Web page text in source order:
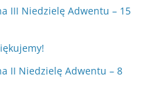
III Niedzielę Adwentu – 15
II Niedzielę Adwentu – 8